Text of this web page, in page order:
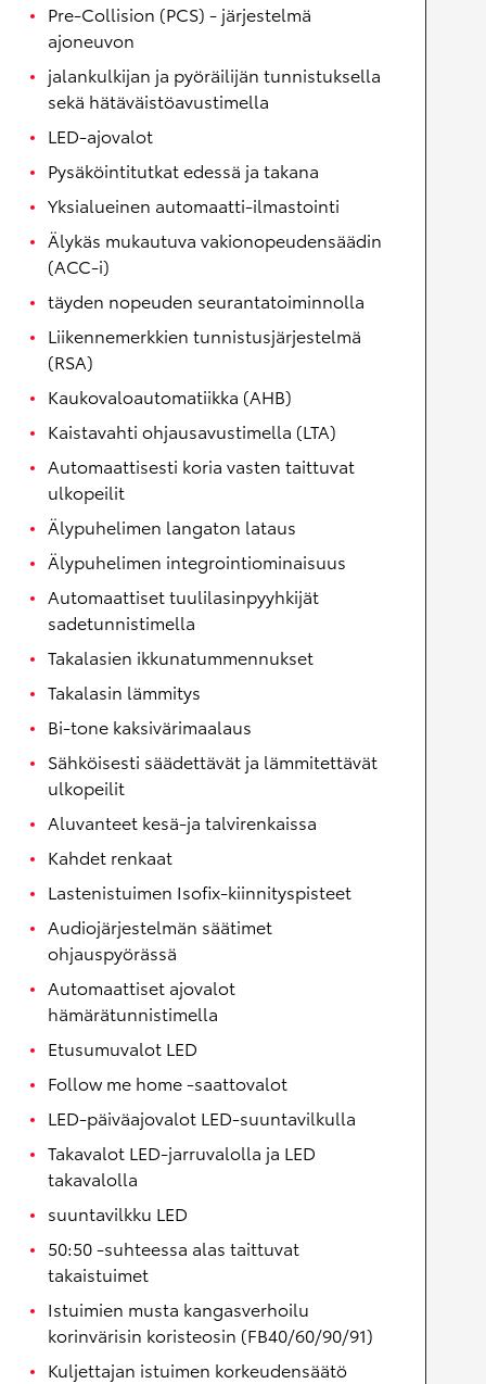
Pre-Collision (PCS) - järjestelmä
ajoneuvon
jalankulkijan ja pyöräilijän tunnistuksella
sekä hätäväistöavustimella
LED-ajovalot
Pysäköintitutkat edessä ja takana
Yksialueinen automaatti-ilmastointi
Älykäs mukautuva vakionopeudensäädin
(ACC-i)
täyden nopeuden seurantatoiminnolla
Liikennemerkkien tunnistusjärjestelmä
(RSA)
Kaukovaloautomatiikka (AHB)
Kaistavahti ohjausavustimella (LTA)
Automaattisesti koria vasten taittuvat
ulkopeilit
Älypuhelimen langaton lataus
Älypuhelimen integrointiominaisuus
Automaattiset tuulilasinpyyhkijät
sadetunnistimella
Takalasien ikkunatummennukset
Takalasin lämmitys
Bi-tone kaksivärimaalaus
Sähköisesti säädettävät ja lämmitettävät
ulkopeilit
Aluvanteet kesä-ja talvirenkaissa
Kahdet renkaat
Lastenistuimen Isofix-kiinnityspisteet
Audiojärjestelmän säätimet
ohjauspyörässä
Automaattiset ajovalot
hämärätunnistimella
Etusumuvalot LED
Follow me home -saattovalot
LED-päiväajovalot LED-suuntavilkulla
Takavalot LED-jarruvalolla ja LED
takavalolla
suuntavilkku LED
50:50 -suhteessa alas taittuvat
takaistuimet
Istuimien musta kangasverhoilu
korinvärisin koristeosin (FB40/60/90/91)
Kuljettajan istuimen korkeudensäätö